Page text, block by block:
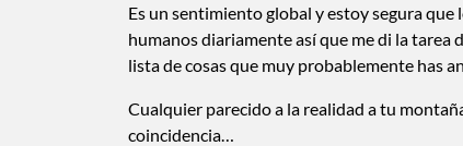
Es un sentimiento global y estoy segura que
humanos diariamente así que me di la
lista de cosas que muy probablemente has
Cualquier parecido a la realidad a tu
coincidencia…